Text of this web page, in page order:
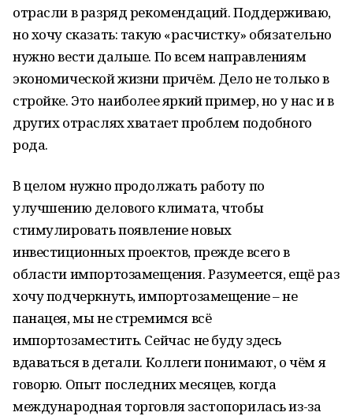
отрасли в разряд рекомендаций. Поддерживаю,
но хочу сказать: такую «расчистку» обязательно
нужно вести дальше. По всем направлениям
экономической жизни причём. Дело не только в
стройке. Это наиболее яркий пример, но у нас и в
других отраслях хватает проблем подобного
рода.
В целом нужно продолжать работу по
улучшению делового климата, чтобы
стимулировать появление новых
инвестиционных проектов, прежде всего в
области импортозамещения. Разумеется, ещё раз
хочу подчеркнуть, импортозамещение – не
панацея, мы не стремимся всё
импортозаместить. Сейчас не буду здесь
вдаваться в детали. Коллеги понимают, о чём я
говорю. Опыт последних месяцев, когда
международная торговля застопорилась из-за